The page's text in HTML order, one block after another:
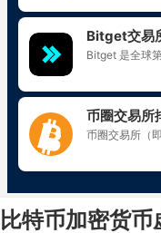
比特币加密货币